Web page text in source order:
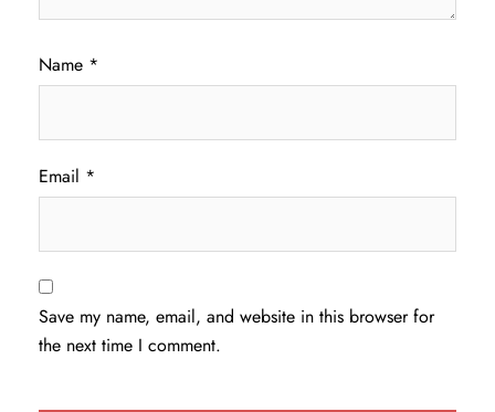
Name *
Email *
Save my name, email, and website in this browser for
the next time I comment.